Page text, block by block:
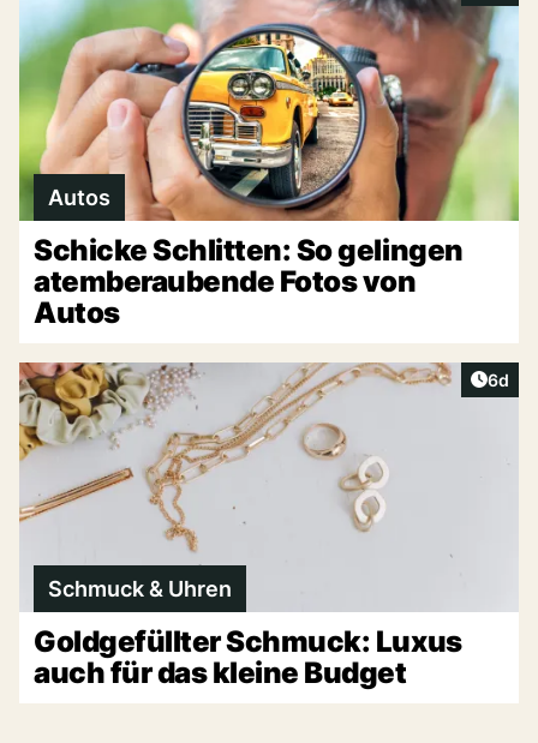
Autos
Schicke Schlitten: So gelingen
atemberaubende Fotos von
Autos
6d
Schmuck & Uhren
Goldgefüllter Schmuck: Luxus
auch für das kleine Budget